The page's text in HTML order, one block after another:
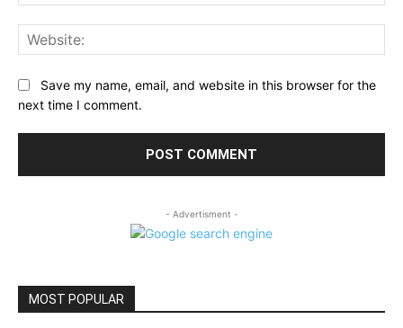
Save my name, email, and website in this browser for the
next time I comment.
- Advertisment -
MOST POPULAR